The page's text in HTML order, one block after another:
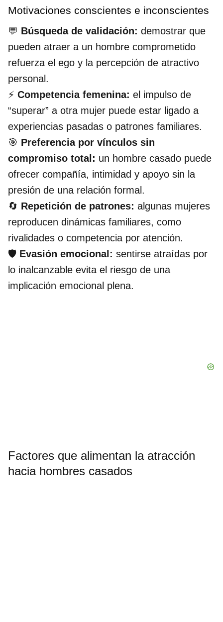
Motivaciones conscientes e inconscientes
💬 Búsqueda de validación: demostrar que
pueden atraer a un hombre comprometido
refuerza el ego y la percepción de atractivo
personal.
⚡ Competencia femenina: el impulso de
“superar” a otra mujer puede estar ligado a
experiencias pasadas o patrones familiares.
🎯 Preferencia por vínculos sin
compromiso total: un hombre casado puede
ofrecer compañía, intimidad y apoyo sin la
presión de una relación formal.
🔄 Repetición de patrones: algunas mujeres
reproducen dinámicas familiares, como
rivalidades o competencia por atención.
🛡 Evasión emocional: sentirse atraídas por
lo inalcanzable evita el riesgo de una
implicación emocional plena.
Factores que alimentan la atracción
hacia hombres casados